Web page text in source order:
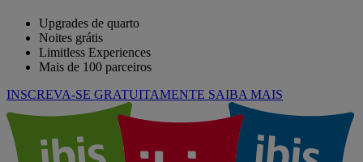
Upgrades de quarto
Noites grátis
Limitless Experiences
Mais de 100 parceiros
INSCREVA-SE GRATUITAMENTE SAIBA MAIS